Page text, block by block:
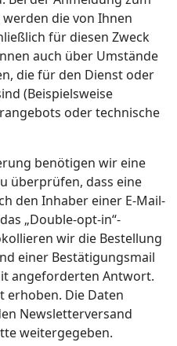
die von Ihnen
für diesen Zweck
auch über Umstände
die für den Dienst oder
(Beispielsweise
oder technische
benötigen wir eine
überprüfen, dass eine
den Inhaber einer E-Mail-
„Double-opt-in“-
wir die Bestellung
einer Bestätigungsmail
angeforderten Antwort.
erhoben. Die Daten
Newsletterversand
weitergegeben.